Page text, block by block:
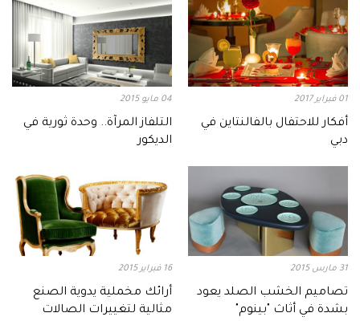
01 فبراير 2017
أفكار للاحتفال بالفالنتاين في
دبي
04 مايو 2015
التلفاز المرآة.. وحدة ثورية في
الديكور
31 مارس 2015
تصاميم الخشب الصلد يعود
بشدة في أثاث "بينوم"
16 فبراير 2015
أرائك مخملية يدوية الصنع
مثالية لتغييرات الصالات